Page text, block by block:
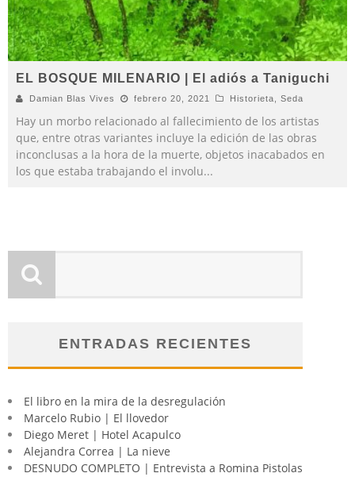
EL BOSQUE MILENARIO | El adiós a Taniguchi
Damian Blas Vives febrero 20, 2021 Historieta Seda
Hay un morbo relacionado al fallecimiento de los artistas
que, entre otras variantes incluye la edición de las obras
inconclusas a la hora de la muerte, objetos inacabados en
los que estaba trabajando el involu...
ENTRADAS RECIENTES
El libro en la mira de la desregulación
Marcelo Rubio | El llovedor
Diego Meret | Hotel Acapulco
Alejandra Correa | La nieve
DESNUDO COMPLETO | Entrevista a Romina Pistolas